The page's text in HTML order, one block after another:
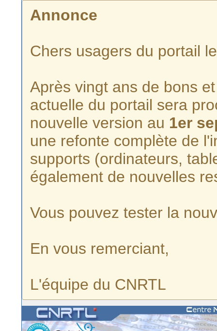
Annonce
Chers usagers du portail
Après vingt ans de bons
actuelle du portail sera
nouvelle version au 1er
une refonte complète de
supports (ordinateurs,
également de nouvelles
Vous pouvez tester la
En vous remerciant,
L'équipe du CNRTL